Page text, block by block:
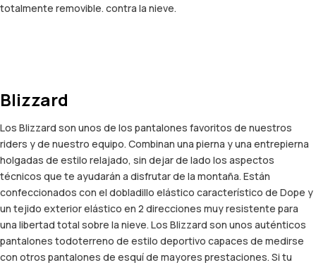
totalmente removible. contra la nieve.
Blizzard
Los Blizzard son unos de los pantalones favoritos de nuestros
riders y de nuestro equipo. Combinan una pierna y una entrepierna
holgadas de estilo relajado, sin dejar de lado los aspectos
técnicos que te ayudarán a disfrutar de la montaña. Están
confeccionados con el dobladillo elástico característico de Dope y
un tejido exterior elástico en 2 direcciones muy resistente para
una libertad total sobre la nieve. Los Blizzard son unos auténticos
pantalones todoterreno de estilo deportivo capaces de medirse
con otros pantalones de esquí de mayores prestaciones. Si tu